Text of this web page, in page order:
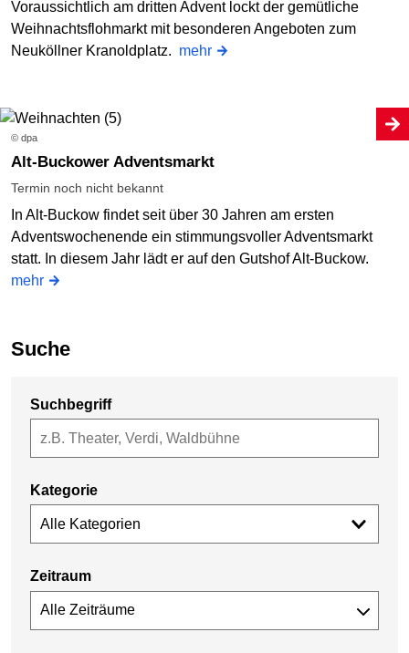
Voraussichtlich am dritten Advent lockt der gemütliche
Weihnachtsflohmarkt mit besonderen Angeboten zum
Neuköllner Kranoldplatz. mehr
© dpa
Alt-Buckower Adventsmarkt
Termin noch nicht bekannt
In Alt-Buckow findet seit über 30 Jahren am ersten
Adventswochenende ein stimmungsvoller Adventsmarkt
statt. In diesem Jahr lädt er auf den Gutshof Alt-Buckow.
mehr
Suche
Suchbegriff
Kategorie
Alle Kategorien
Zeitraum